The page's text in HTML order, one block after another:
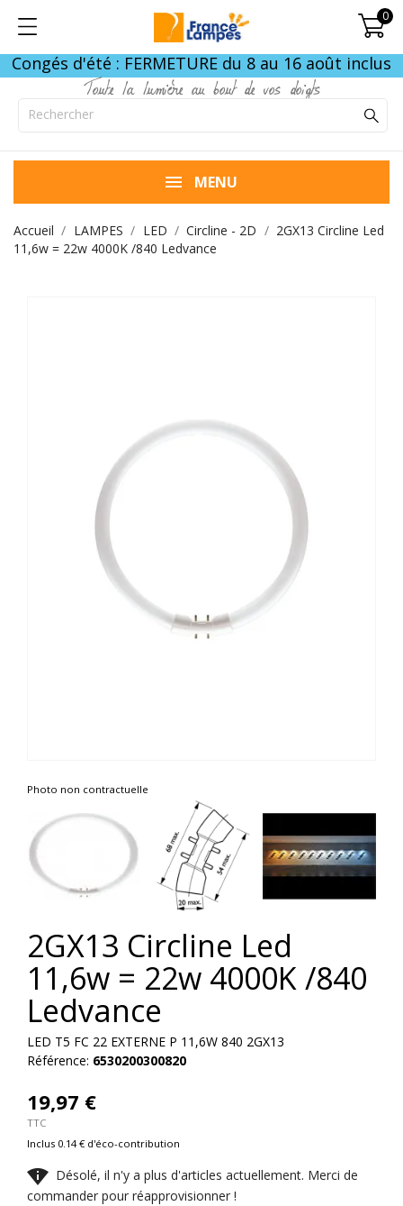
0
Congés d'été : FERMETURE du 8 au 16 août inclus
Toute la lumière au bout de vos doigts
MENU
Accueil LAMPES LED Circline - 2D
2GX13 Circline Led
11,6w = 22w 4000K /840 Ledvance
Photo non contractuelle
2GX13 Circline Led
11,6w = 22w 4000K /840
Ledvance
LED T5 FC 22 EXTERNE P 11,6W 840 2GX13
Référence: 6530200300820
19,97 €
TTC
Inclus 0.14 € d'éco-contribution
 Désolé, il n'y a plus d'articles actuellement. Merci de
commander pour réapprovisionner !